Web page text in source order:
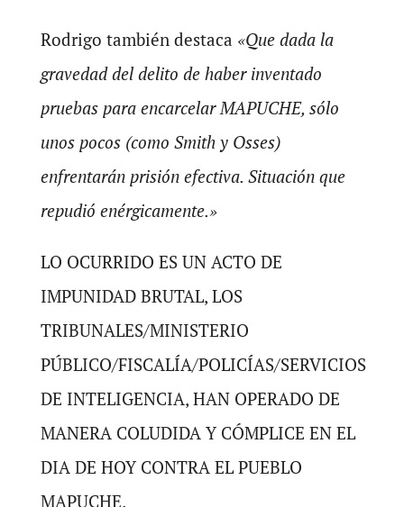
Rodrigo también destaca «Que dada la
gravedad del delito de haber inventado
pruebas para encarcelar MAPUCHE, sólo
unos pocos (como Smith y Osses)
enfrentarán prisión efectiva. Situación que
repudió enérgicamente.»
LO OCURRIDO ES UN ACTO DE
IMPUNIDAD BRUTAL, LOS
TRIBUNALES/MINISTERIO
PÚBLICO/FISCALÍA/POLICÍAS/SERVICIOS
DE INTELIGENCIA, HAN OPERADO DE
MANERA COLUDIDA Y CÓMPLICE EN EL
DIA DE HOY CONTRA EL PUEBLO
MAPUCHE.